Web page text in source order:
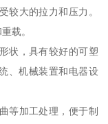
较大的拉力和压力。
载。
状，具有较好的可塑
、机械装置和电器设
等加工处理，便于制